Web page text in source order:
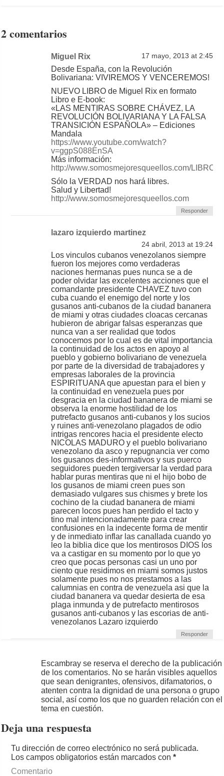
2 comentarios
Miguel Rix 17 mayo, 2013 at 2:45
Desde España, con la Revolución
Bolivariana: VIVIREMOS Y VENCEREMOS!
NUEVO LIBRO de Miguel Rix en formato
Libro e E-book:
«LAS MENTIRAS SOBRE CHÁVEZ, LA
REVOLUCIÓN BOLIVARIANA Y LA FALSA
TRANSICIÓN ESPAÑOLA» – Ediciones
Mandala
https://www.youtube.com/watch?
v=ggpS088EnSA
Más información:
http://www.somosmejoresqueellos.com/
Sólo la VERDAD nos hará libres.
Salud y Libertad!
http://www.somosmejoresqueellos.com
Responder
lazaro izquierdo martinez
24 abril, 2013 at 19:24
Los vinculos cubanos venezolanos siempre
fueron los mejores como verdaderas
naciones hermanas pues nunca se a de
poder olvidar las excelentes acciones que el
comandante presidente CHAVEZ tuvo con
cuba cuando el enemigo del norte y los
gusanos anti-cubanos de la ciudad bananera
de miami y otras ciudades cloacas cercanas
hubieron de abrigar falsas esperanzas que
nunca van a ser realidad que todos
conocemos por lo cual es de vital importancia
la continuidad de los actos en apoyo al
pueblo y gobierno bolivariano de venezuela
por parte de la diversidad de trabajadores y
empresas laborales de la provincia
ESPIRITUANA que apuestan para el bien y
la continuidad en venezuela pues por
desgracia en la ciudad bananera de miami se
observa la enorme hostilidad de los
putrefacto gusanos anti-cubanos y los sucios
y ruines anti-venezolano plagados de odio
intrigas rencores hacia el presidente electo
NICOLAS MADURO y el pueblo bolivariano
venezolano da asco y repugnancia ver como
los gusanos des-informativos y sus puerco
seguidores pueden tergiversar la verdad para
hablar puras mentiras que ni el hijo bobo de
los gusanos de miami creen pues son
demasiado vulgares sus chismes y brete los
cochino de la ciudad bananera de miami
parecen locos pues han perdido el tacto y
tino mal intencionadamente para crear
confusiones en la indecente forma de mentir
y de inmediato inflar las canallada cuando yo
leo la biblia dice que los mentirosos DIOS los
va a castigar en su momento por lo que yo
creo que pocas personas casi un uno por
ciento que residimos en miami somos justos
solamente pues no nos prestamos a las
calumnias en contra de venezuela asi que la
ciudad bananera va quedar desierta de esa
plaga inmunda y de putrefacto mentirosos
gusanos anti-cubanos y las escorias de anti-
venezolanos Lazaro izquierdo
Responder
Escambray se reserva el derecho de la publicación
de los comentarios. No se harán visibles aquellos
que sean denigrantes, ofensivos, difamatorios, o
atenten contra la dignidad de una persona o grupo
social, así como los que no guarden relación con el
tema en cuestión.
Deja una respuesta
Tu dirección de correo electrónico no será publicada.
Los campos obligatorios están marcados con*
Comentario